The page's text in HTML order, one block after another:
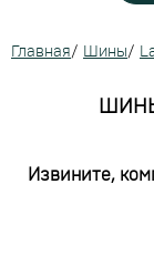
Главная/ Шины/
ШИНЫ
Извините,